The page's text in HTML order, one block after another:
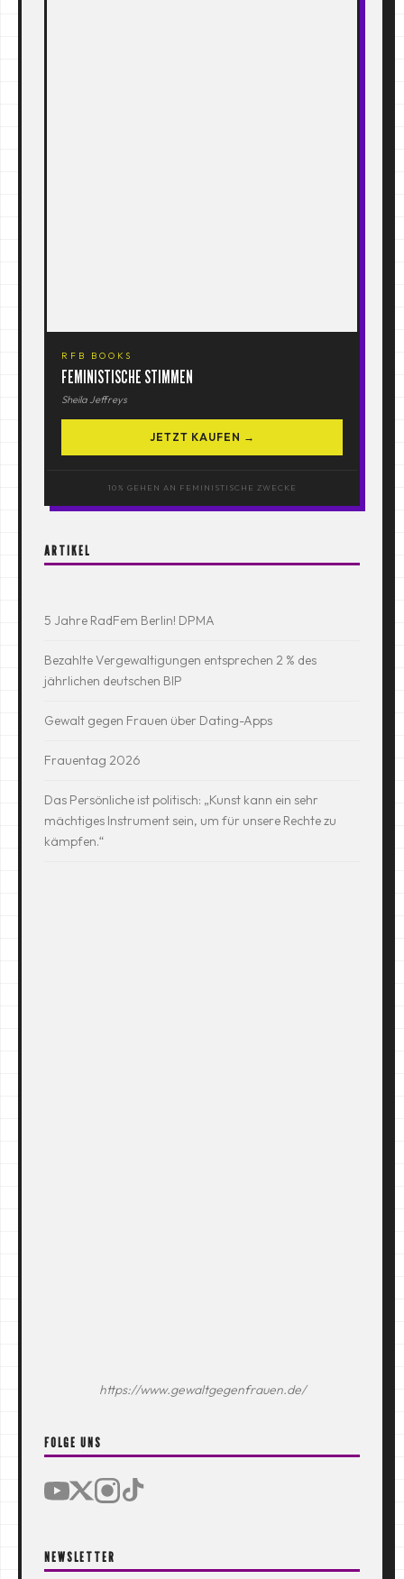
RFB BOOKS
FEMINISTISCHE STIMMEN
Sheila Jeffreys
JETZT KAUFEN →
10% GEHEN AN FEMINISTISCHE ZWECKE
ARTIKEL
5 Jahre RadFem Berlin! DPMA
Bezahlte Vergewaltigungen entsprechen 2 % des
jährlichen deutschen BIP
Gewalt gegen Frauen über Dating-Apps
Frauentag 2026
Das Persönliche ist politisch: „Kunst kann ein sehr
mächtiges Instrument sein, um für unsere Rechte zu
kämpfen.“
https://www.gewaltgegenfrauen.de/
FOLGE UNS
NEWSLETTER